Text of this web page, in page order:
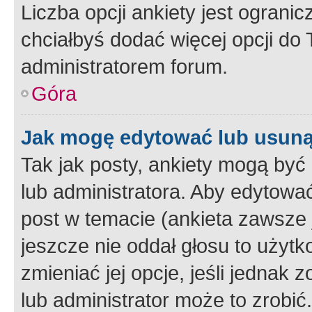
Liczba opcji ankiety jest
chciałbyś dodać więcej opcji
administratorem forum.
Góra
Jak mogę edytować lub
Tak jak posty, ankiety mogą
lub administratora. Aby
post w temacie (ankieta
jeszcze nie oddał głosu to
zmieniać jej opcje, jeśli jednak
lub administrator może to